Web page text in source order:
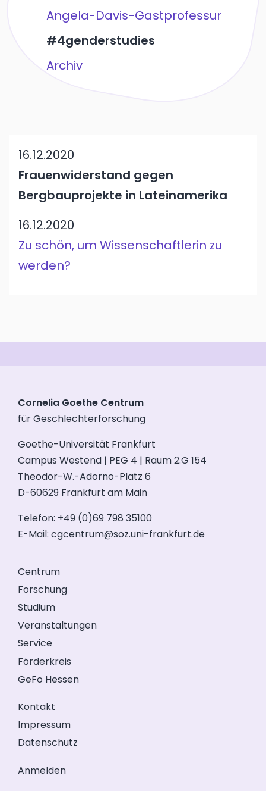
Angela-Davis-Gastprofessur
#4genderstudies
Archiv
16.12.2020
Frauenwiderstand gegen
Bergbauprojekte in Lateinamerika
16.12.2020
Zu schön, um Wissenschaftlerin zu
werden?
Cornelia Goethe Centrum
für Geschlechterforschung
Goethe-Universität Frankfurt
Campus Westend | PEG 4 | Raum 2.G 154
Theodor-W.-Adorno-Platz 6
D-60629 Frankfurt am Main
Telefon: +49 (0)69 798 35100
E-Mail: cgcentrum@soz.uni-frankfurt.de
Centrum
Forschung
Studium
Veranstaltungen
Service
Förderkreis
GeFo Hessen
Kontakt
Impressum
Datenschutz
Anmelden